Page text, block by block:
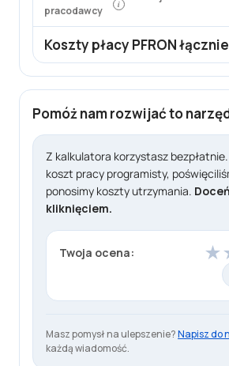
pracodawcy
i
Koszty płacy PFRON łącznie
Pomóż nam rozwijać to
Z kalkulatora korzystasz
koszt pracy programisty,
ponosimy koszty utrzymania.
kliknięciem.
Twoja ocena: ★
Masz pomysł na ulepszenie?Napisz do
każdą wiadomość.